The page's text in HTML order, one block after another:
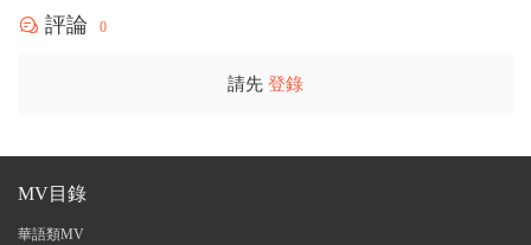
評論 0
請先 登錄
MV目錄
華語類MV